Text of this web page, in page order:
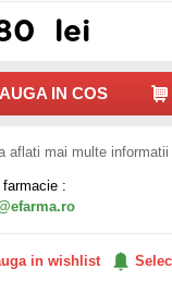
lei
IN COS
aflati mai multe
farmacie :
in wishlist